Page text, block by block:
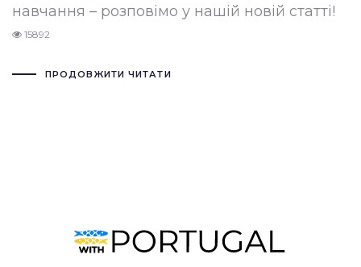
навчання – розповімо у нашій новій статті!
15892
ПРОДОВЖИТИ ЧИТАТИ